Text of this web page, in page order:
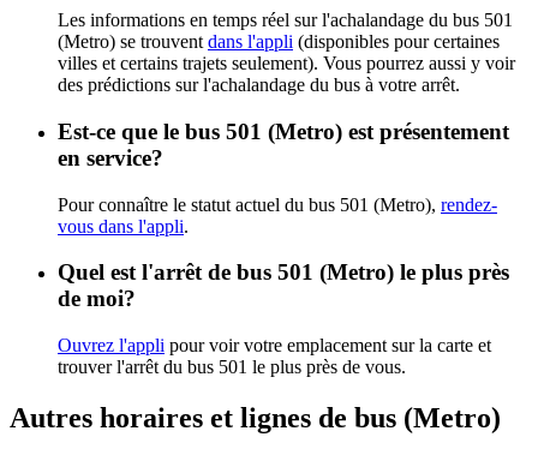
Les informations en temps réel sur l'achalandage du bus 501
(Metro) se trouvent dans l'appli (disponibles pour certaines
villes et certains trajets seulement). Vous pourrez aussi y voir
des prédictions sur l'achalandage du bus à votre arrêt.
Est-ce que le bus 501 (Metro) est présentement
en service?
Pour connaître le statut actuel du bus 501 (Metro), rendez-
vous dans l'appli.
Quel est l'arrêt de bus 501 (Metro) le plus près
de moi?
Ouvrez l'appli pour voir votre emplacement sur la carte et
trouver l'arrêt du bus 501 le plus près de vous.
Autres horaires et lignes de bus (Metro)